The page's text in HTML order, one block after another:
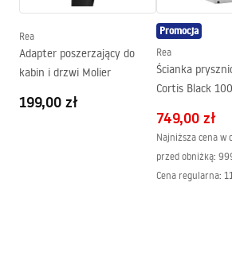
Regulacja ciśnienia:
System Anti-Calc
Tak
Powłoka:
150mm
Gwarancja
24
Instrukcja montażu
Pielegnacja.pdf
Rea
Adapter poszerzający do
kabin i drzwi Molier
199,00 zł
Promocja
Rea
Ścianka
Cortis Black 100
749,00 zł
Najniższa cena w
przed obniżką:
Cena regularna: